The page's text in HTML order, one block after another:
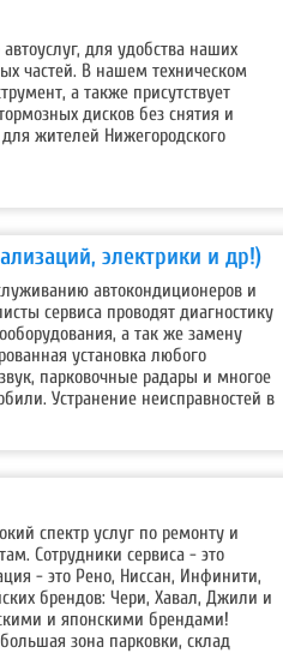
для удобства наших
частей. В нашем техническом
а также присутствует
дисков без снятия и
жителей Нижегородского
электрики и др!)
автокондиционеров и
сервиса проводят диагностику
а так же замену
установка любого
парковочные радары и многое
Устранение неисправностей в
спектр услуг по ремонту и
Сотрудники сервиса - это
- это Рено, Ниссан, Инфинити,
брендов: Чери, Хавал, Джили и
и японскими брендами!
зона парковки, склад